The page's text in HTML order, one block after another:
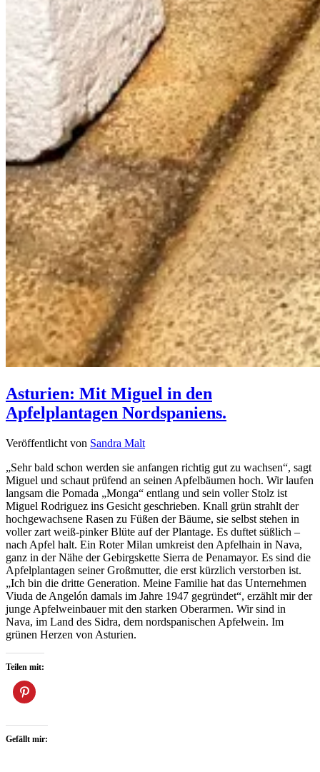
Asturien: Mit Miguel in den
Apfelplantagen Nordspaniens.
Veröffentlicht von Sandra Malt
„Sehr bald schon werden sie anfangen richtig gut zu wachsen“, sagt
Miguel und schaut prüfend an seinen Apfelbäumen hoch. Wir laufen
langsam die Pomada „Monga“ entlang und sein voller Stolz ist
Miguel Rodriguez ins Gesicht geschrieben. Knall grün strahlt der
hochgewachsene Rasen zu Füßen der Bäume, sie selbst stehen in
voller zart weiß-pinker Blüte auf der Plantage. Es duftet süßlich –
nach Apfel halt. Ein Roter Milan umkreist den Apfelhain in Nava,
ganz in der Nähe der Gebirgskette Sierra de Penamayor. Es sind die
Apfelplantagen seiner Großmutter, die erst kürzlich verstorben ist.
„Ich bin die dritte Generation. Meine Familie hat das Unternehmen
Viuda de Angelón damals im Jahre 1947 gegründet“, erzählt mir der
junge Apfelweinbauer mit den starken Oberarmen. Wir sind in
Nava, im Land des Sidra, dem nordspanischen Apfelwein. Im
grünen Herzen von Asturien.
Teilen mit:
Gefällt mir: